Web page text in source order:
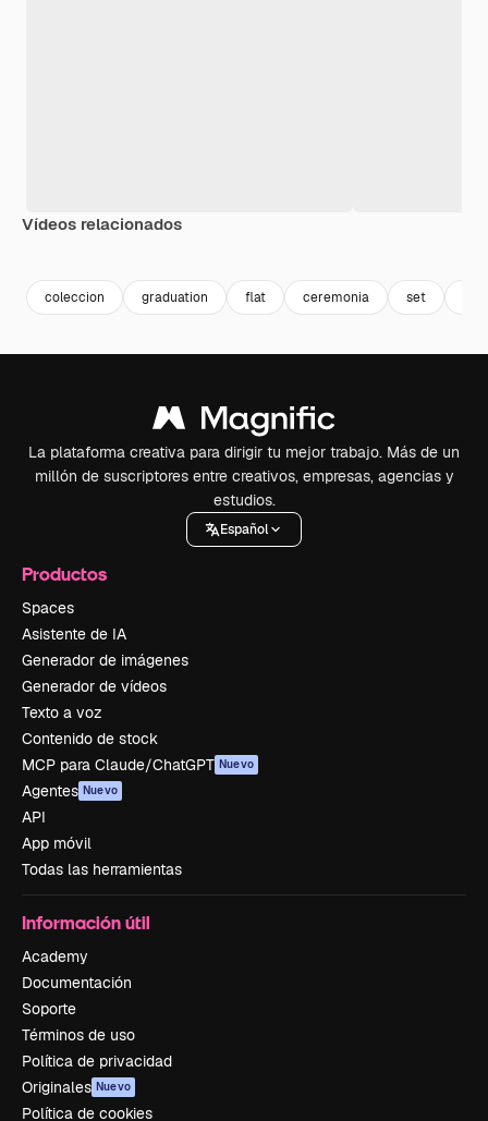
Vídeos relacionados
coleccion graduation flat ceremonia set
La plataforma creativa para dirigir tu mejor trabajo. Más de un
millón de suscriptores entre creativos, empresas, agencias y
estudios.
Español
Productos
Spaces
Asistente de IA
Generador de imágenes
Generador de vídeos
Texto a voz
Contenido de stock
MCP para Claude/ChatGPT Nuevo
Agentes Nuevo
API
App móvil
Todas las herramientas
Información útil
Academy
Documentación
Soporte
Términos de uso
Política de privacidad
Originales Nuevo
Política de cookies